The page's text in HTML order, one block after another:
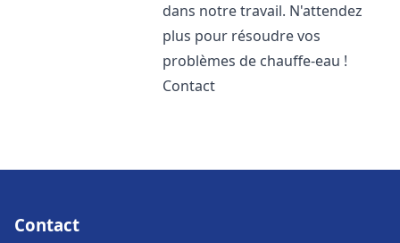
dans notre travail. N'attendez
plus pour résoudre vos
problèmes de chauffe-eau !
Contact
Contact